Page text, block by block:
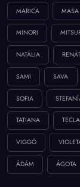
MARICA MASA
MINORI
NATÁLIA
SAMI SAVA
SOFIA
TATIANA TECLA
VIGGÓ
ÁDÁM ÁGOTA